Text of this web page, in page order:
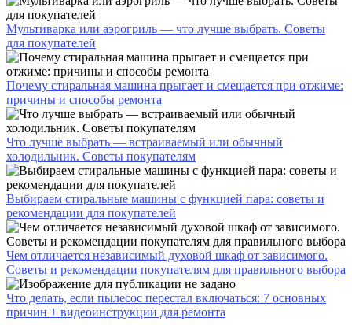
Мультиварка или аэрогриль — что лучше выбрать. Советы
для покупателей
Почему стиральная машина прыгает и смещается при отжиме:
причины и способы ремонта
Что лучше выбрать — встраиваемый или обычный
холодильник. Советы покупателям
Выбираем стиральные машины с функцией пара: советы и
рекомендации для покупателей
Чем отличается независимый духовой шкаф от зависимого.
Советы и рекомендации покупателям для правильного выбора
Что делать, если пылесос перестал включаться: 7 основных
причин + видеоинструкции для ремонта